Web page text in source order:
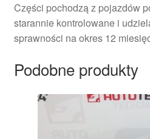
Części pochodzą z pojazdów
starannie kontrolowane i
sprawności na okres 12
Podobne produkty